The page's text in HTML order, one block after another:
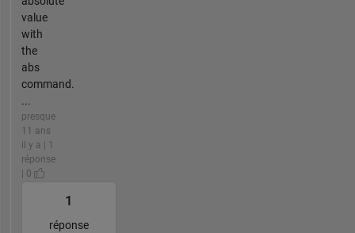
value
with
the
abs
command.
...
presque
11 ans
il y a | 1
réponse
| 0
1
réponse